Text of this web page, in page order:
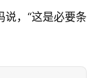
说，“这是必要条